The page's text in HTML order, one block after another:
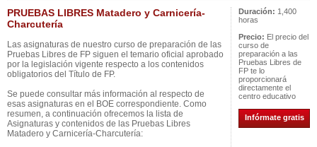
PRUEBAS LIBRES Matadero y Carnicería-
Charcutería
Las asignaturas de nuestro curso de preparación de las
Pruebas Libres de FP siguen el temario oficial aprobado
por la legislación vigente respecto a los contenidos
obligatorios del Título de FP.
Se puede consultar más información al respecto de
esas asignaturas en el BOE correspondiente. Como
resumen, a continuación ofrecemos la lista de
Asignaturas y contenidos de las Pruebas Libres
Matadero y Carnicería-Charcutería:
Duración: 1,400
horas
Precio: El precio del
curso de
preparación a las
Pruebas Libres de
FP te lo
proporcionará
directamente el
centro educativo
Infórmate gratis